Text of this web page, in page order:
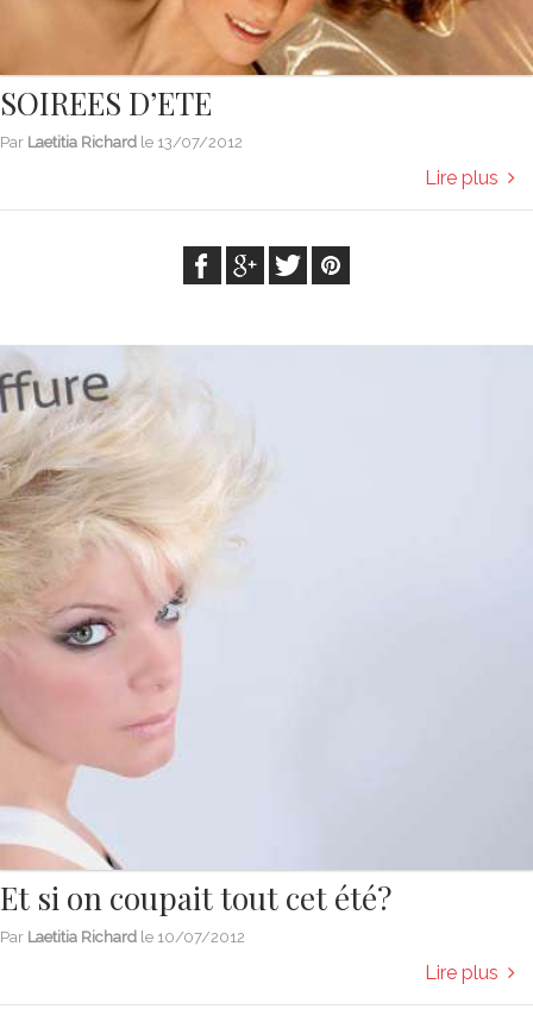
SOIREES D’ETE
Par Laetitia Richard le 13/07/2012
Lire plus
Et si on coupait tout cet été?
Par Laetitia Richard le 10/07/2012
Lire plus